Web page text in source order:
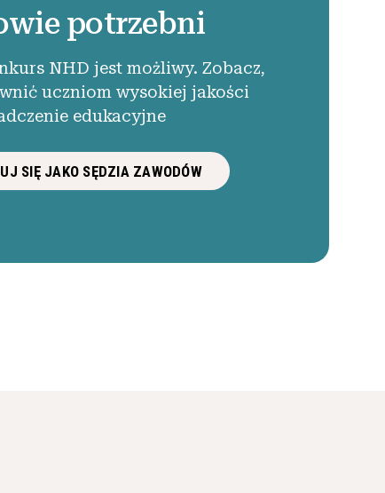
potrzebni
NHD jest możliwy. Zobacz,
uczniom wysokiej jakości
edukacyjne
SIĘ JAKO SĘDZIA ZAWODÓW